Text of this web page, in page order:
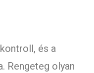
és a
Rengeteg olyan